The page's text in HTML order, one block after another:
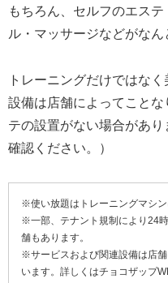
もちろん、セルフのエス
ル・マッサージなどがなん
トレーニングだけではな
設備は店舗によってこと
テの設置がない場合があ
確認ください。）
※使い放題はトレーニングマシン
※一部、テナント規制により24
舗もあります。
※サービスおよび関連設備は店
います。詳しくはチョコザップ